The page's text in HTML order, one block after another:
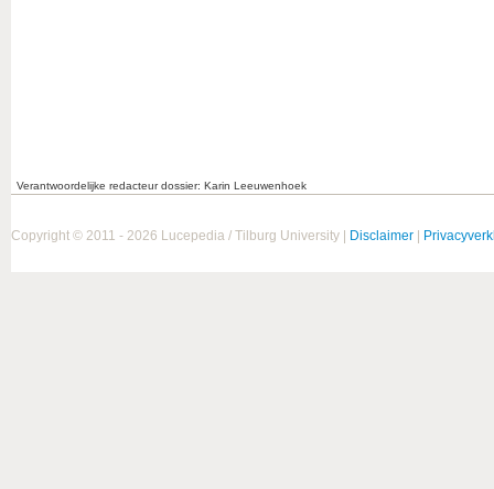
Verantwoordelijke redacteur dossier: Karin Leeuwenhoek
Copyright © 2011 - 2026 Lucepedia / Tilburg University | Disclaimer